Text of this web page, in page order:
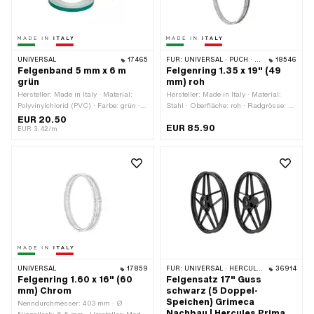
UNIVERSAL 17465
Felgenband 5 mm x 6 m
grün
Hersteller: Made in Italy · Material:
Polyvinylchlorid (PVC) · Farbe: grün ·
Breite: 5 mm · Gesamtlänge: 6000
mm · Beschaffenheit Rückseite:
EUR 20.50
EUR 3.42/m
FÜR: UNIVERSAL · PUCH · SACHS 18546
Felgenring 1.35 x 19" (49
mm) roh
Hersteller: Made in Italy · Material:
Stahl · Oberfläche: roh · Radgrösse: 19
Nenndurchmesser: 484 mm ·
[mm]: 34 mm · Ø Nippelloch: 5.5 mm ·
Anzahl Speichenlöcher: 36 Stk.
EUR 85.90
UNIVERSAL 17859
Felgenring 1.60 x 16" (60
mm) Chrom
Nenndurchmesser: 403 mm · Ø
FÜR: UNIVERSAL · HERCULES 36914
Felgensatz 17" Guss
schwarz (5 Doppel-
Speichen) Grimeca